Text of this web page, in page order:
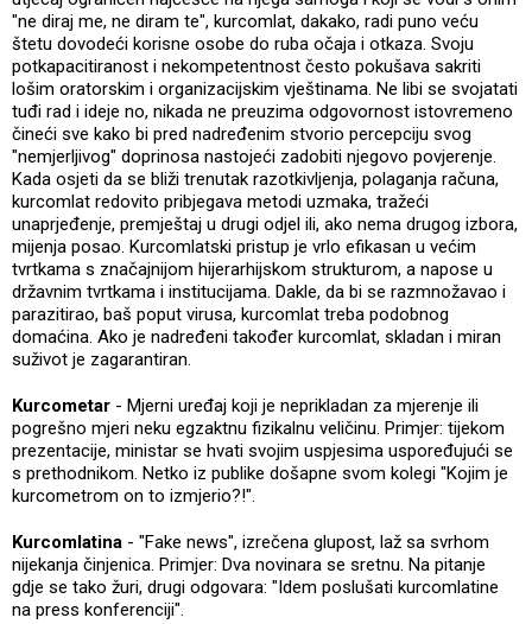
"ne diraj me, ne diram te", kurcomlat, dakako, radi puno veću
štetu dovodeći korisne osobe do ruba očaja i otkaza. Svoju
potkapacitiranost i nekompetentnost često pokušava sakriti
lošim oratorskim i organizacijskim vještinama. Ne libi se svojatati
tuđi rad i ideje no, nikada ne preuzima odgovornost istovremeno
čineći sve kako bi pred nadređenim stvorio percepciju svog
"nemjerljivog" doprinosa nastojeći zadobiti njegovo povjerenje.
Kada osjeti da se bliži trenutak razotkivljenja, polaganja računa,
kurcomlat redovito pribjegava metodi uzmaka, tražeći
unaprjeđenje, premještaj u drugi odjel ili, ako nema drugog izbora,
mijenja posao. Kurcomlatski pristup je vrlo efikasan u većim
tvrtkama s značajnijom hijerarhijskom strukturom, a napose u
državnim tvrtkama i institucijama. Dakle, da bi se razmnožavao i
parazitirao, baš poput virusa, kurcomlat treba podobnog
domaćina. Ako je nadređeni također kurcomlat, skladan i miran
suživot je zagarantiran.
Kurcometar - Mjerni uređaj koji je neprikladan za mjerenje ili
pogrešno mjeri neku egzaktnu fizikalnu veličinu. Primjer: tijekom
prezentacije, ministar se hvati svojim uspjesima uspoređujući se
s prethodnikom. Netko iz publike došapne svom kolegi "Kojim je
kurcometrom on to izmjerio?!".
Kurcomlatina - "Fake news", izrečena glupost, laž sa svrhom
nijekanja činjenica. Primjer: Dva novinara se sretnu. Na pitanje
gdje se tako žuri, drugi odgovara: "Idem poslušati kurcomlatine
na press konferenciji".